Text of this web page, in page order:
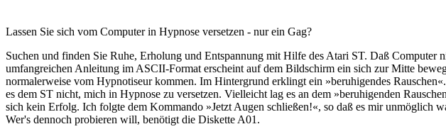
Lassen Sie sich vom Computer in Hypnose versetzen - nur ein Gag?
Suchen und finden Sie Ruhe, Erholung und Entspannung mit Hilfe des Atari ST. Daß
umfangreichen Anleitung im ASCII-Format erscheint auf dem Bildschirm ein sich zur Mitte
normalerweise vom Hypnotiseur kommen. Im Hintergrund erklingt ein »beruhigendes
es dem ST nicht, mich in Hypnose zu versetzen. Vielleicht lag es an dem »beruhigenden
sich kein Erfolg. Ich folgte dem Kommando »Jetzt Augen schließen!«, so daß es mir unmöglich
Wer's dennoch probieren will, benötigt die Diskette A01.